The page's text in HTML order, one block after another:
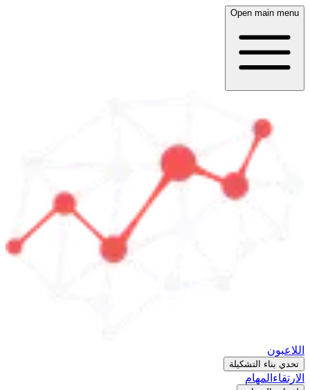
Open main menu
اللاعبون
تحدي بناء التشكيلة
الارتقاء المهام